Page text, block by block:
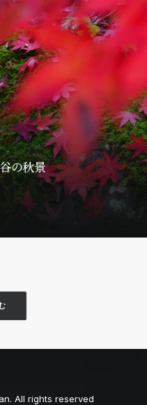
の秋景
All rights reserved